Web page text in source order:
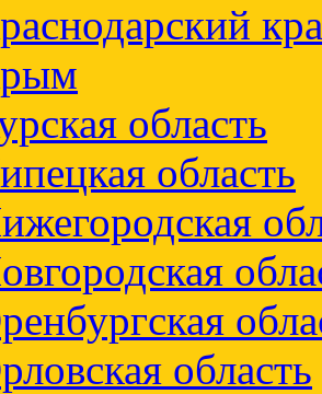
область
область
область